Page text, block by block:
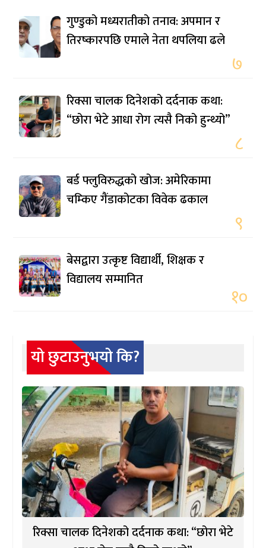
गुण्डुको मध्यरातीको तनाव: अपमान र
तिरष्कारपछि एमाले नेता थपलिया ढले
७
रिक्सा चालक दिनेशको दर्दनाक कथा:
“छोरा भेटे आधा रोग त्यसै निको हुन्थ्यो”
८
बर्ड फ्लुविरुद्धको खोज: अमेरिकामा
चम्किए गैंडाकोटका विवेक ढकाल
९
बेसद्वारा उत्कृष्ट विद्यार्थी, शिक्षक र
विद्यालय सम्मानित
१०
यो छुटाउनुभयो कि?
रिक्सा चालक दिनेशको दर्दनाक कथा: “छोरा भेटे